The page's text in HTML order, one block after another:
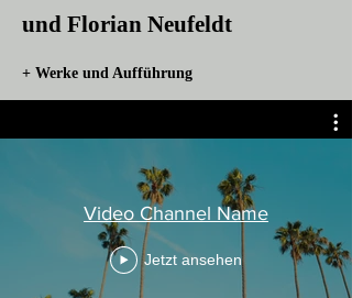
und Florian Neufeldt
+ Werke und Aufführung
Video Channel Name
Jetzt ansehen